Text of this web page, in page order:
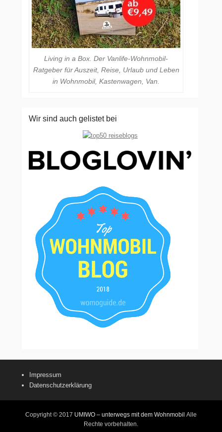
Living in a Box. Der Vanlife-Wohnmobil-
Ratgeber für Auszeit, Reise, Urlaub und Leben
in Wohnmobil, Kastenwagen, Van.
Wir sind auch gelistet bei
Impressum
Datenschutzerklärung
Copyright © 2017 UMIWO – unterwegs mit dem Wohnmobil Alle
Rechte vorbehalten.